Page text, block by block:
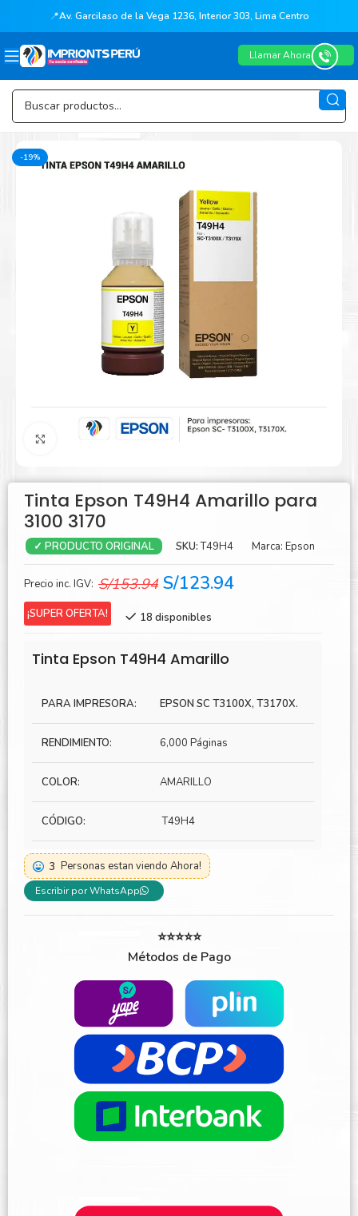
📍Av. Garcilaso de la Vega 1236, Interior 303, Lima Centro
Llamar Ahora
-19%
Agrandar
Tinta Epson T49H4 Amarillo para
3100 3170
✓ PRODUCTO ORIGINAL SKU:T49H4 Marca: Epson
Precio inc. IGV: S/153.94 El
original
S/153.94.
S/123.94El
¡SUPER OFERTA! 18 disponibles
Tinta Epson T49H4 Amarillo
PARA IMPRESORA: EPSON SC T3100X, T3170X.
RENDIMIENTO: 6,000 Páginas
COLOR: AMARILLO
CÓDIGO: T49H4
3 Personas estan viendo Ahora!
Escribir por WhatsApp
⭐⭐⭐⭐⭐
Métodos de Pago